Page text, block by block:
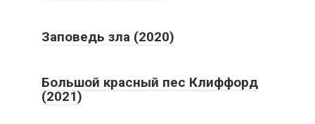
Заповедь зла (2020)
Большой красный пес Клиффорд
(2021)